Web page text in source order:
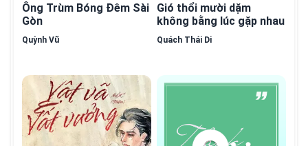
Ông Trùm Bóng Đêm Sài
Gòn
Quỳnh Vũ
Gió thổi mười dặm
không bằng lúc gặp nhau
Quách Thái Di